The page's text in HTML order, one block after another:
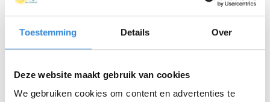
Toestemming Details Over
Deze website maakt gebruik van cookies
We gebruiken cookies om content en advertenties te
Op 15 maart staat het thema 'Eigen regie' centraal.
Hoe is het als anderen voor jou
beslissen?
“Ik kan zelf heel goed aangeven wat ik nodig heb en
toch word ik niet gehoord…”